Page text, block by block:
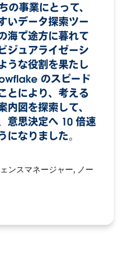
の事業にとって、
いデータ探索ツー
海で途方に暮れて
ジュアライゼーシ
うな役割を果たし
のスピード
とにより、考える
内図を探索して、
意思決定へ 10 倍速
になりました。
ンスマネージャー, ノー